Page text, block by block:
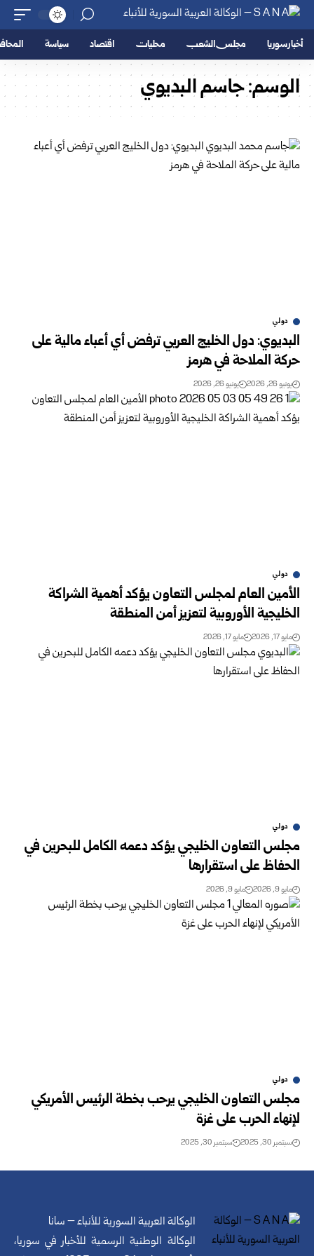
أخبار سوريا مجلس الشعب محليات اقتصاد سياسة
الوسم:جاسم البديوي
دولي
البديوي: دول الخليج العربي ترفض أي أعباء مالية على
حركة الملاحة في هرمز
يونيو 26, 2026 يونيو 26, 2026
دولي
الأمين العام لمجلس التعاون يؤكد أهمية الشراكة
الخليجية الأوروبية لتعزيز أمن المنطقة
مايو 17, 2026 مايو 17, 2026
دولي
مجلس التعاون الخليجي يؤكد دعمه الكامل للبحرين في
الحفاظ على استقرارها
مايو 9, 2026 مايو 9, 2026
دولي
مجلس التعاون الخليجي يرحب بخطة الرئيس الأمريكي
لإنهاء الحرب على غزة
سبتمبر 30, 2025 سبتمبر 30, 2025
الوكالة العربية السورية للأنباء – سانا
الوكالة الوطنية الرسمية للأخبار في سوريا،